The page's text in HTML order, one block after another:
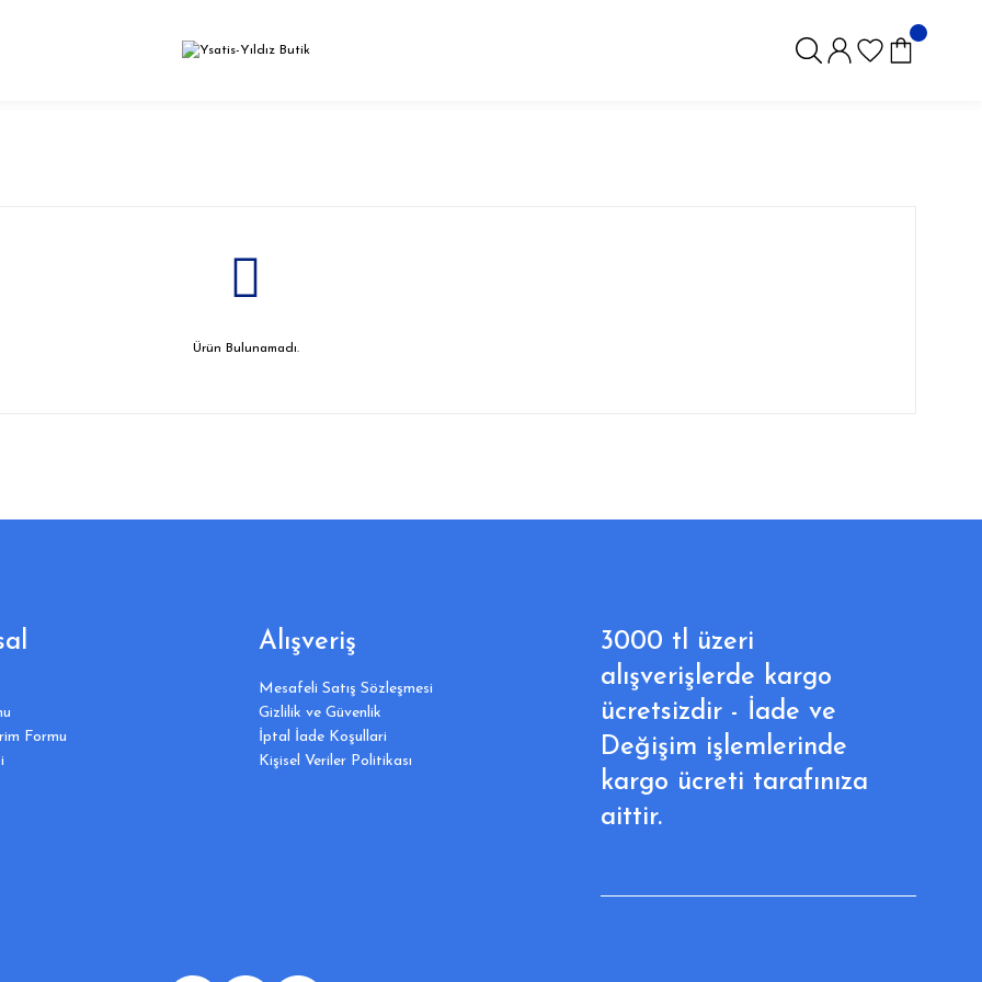
Ürün Bulunamadı.
Formu
Alışveriş
Mesafeli Satış Sözleşmesi
Gizlilik ve Güvenlik
İptal İade Koşullari
Kişisel Veriler Politikası
3000 tl üzeri
alışverişlerde kargo
ücretsizdir - İade ve
Değişim işlemlerinde
kargo ücreti tarafınıza
aittir.